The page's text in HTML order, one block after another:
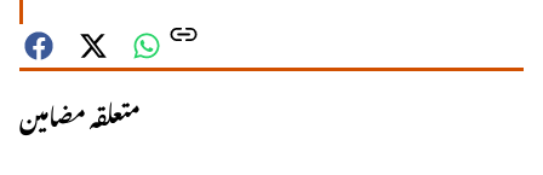
متعلقہ مضامین